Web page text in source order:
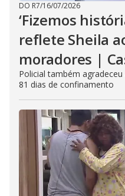
DO R7/16/07/2026
‘Fizemos
reflete Sheila
moradores |
Policial também
81 dias de confinamento